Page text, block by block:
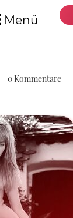
Menü
0 Kommentare